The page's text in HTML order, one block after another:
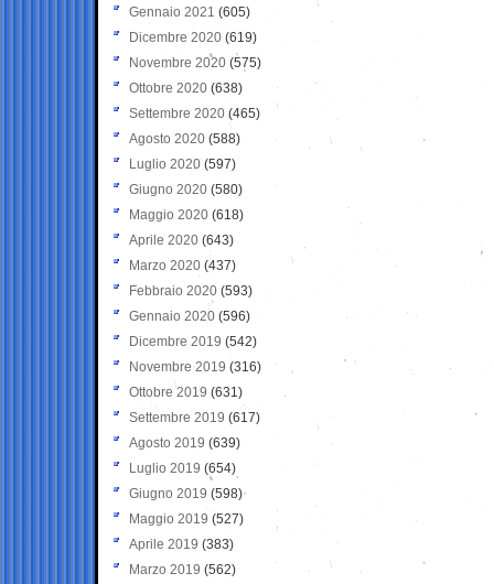
Gennaio 2021 (605)
Dicembre 2020 (619)
Novembre 2020 (575)
Ottobre 2020 (638)
Settembre 2020(465)
Agosto 2020 (588)
Luglio 2020 (597)
Giugno 2020 (580)
Maggio 2020 (618)
Aprile 2020 (643)
Marzo 2020 (437)
Febbraio 2020 (593)
Gennaio 2020 (596)
Dicembre 2019 (542)
Novembre 2019 (316)
Ottobre 2019 (631)
Settembre 2019 (617)
Agosto 2019 (639)
Luglio 2019 (654)
Giugno 2019 (598)
Maggio 2019 (527)
Aprile 2019 (383)
Marzo 2019 (562)